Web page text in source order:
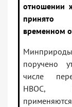
отношении
временном
поручено
числе
НВОС,